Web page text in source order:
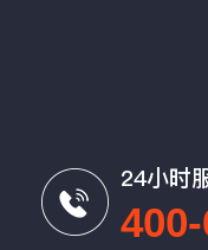
24小时